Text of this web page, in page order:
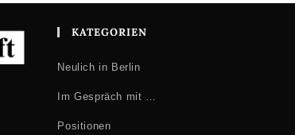
KATEGORIEN
Neulich in Berlin
Im Gespräch mit …
Positionen